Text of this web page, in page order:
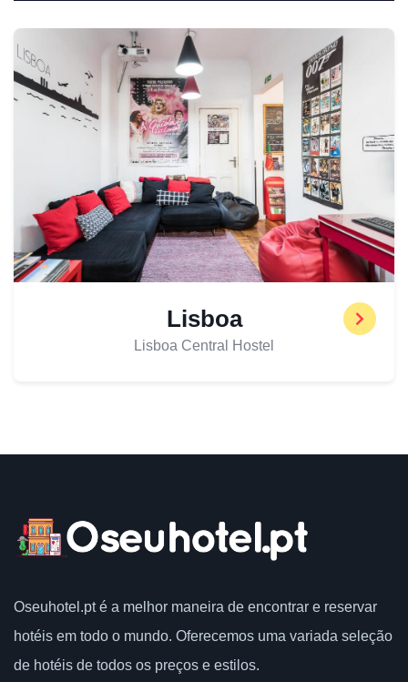
Lisboa
Lisboa Central Hostel
Oseuhotel.pt é a melhor maneira de encontrar e reservar
hotéis em todo o mundo. Oferecemos uma variada seleção
de hotéis de todos os preços e estilos.